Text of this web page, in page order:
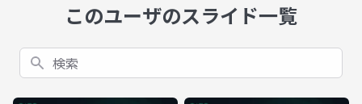
このユーザのスライド一覧
検索